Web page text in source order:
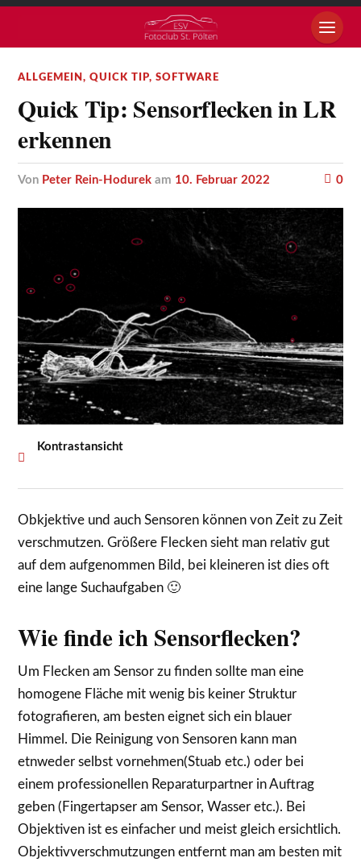
ALLGEMEIN,QUICK TIP,SOFTWARE
Quick Tip: Sensorflecken in LR
erkennen
von Peter Rein-Hodurek am 10. Februar 2022 0
Kontrastansicht
Obkjektive und auch Sensoren können von Zeit zu Zeit
verschmutzen. Größere Flecken sieht man relativ gut
auf dem aufgenommen Bild, bei kleineren ist dies oft
eine lange Suchaufgaben 🙂
Wie finde ich Sensorflecken?
Um Flecken am Sensor zu finden sollte man eine
homogene Fläche mit wenig bis keiner Struktur
fotografieren, am besten eignet sich ein blauer
Himmel. Die Reinigung von Sensoren kann man
etnweder selbst vornehmen(Stuab etc.) oder bei
einem professionellen Reparaturpartner in Auftrag
geben (Fingertapser am Sensor, Wasser etc.). Bei
Objektiven ist es einfacher und meist gleich ersichtlich.
Objektivverschmutzungen entfernt man am besten mit